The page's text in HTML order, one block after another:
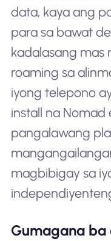
data, kaya ang
para sa bawat
kadalasang mas
roaming sa
iyong telepono
install na Nomad
pangalawang
magbibigay sa
Gumagana ba